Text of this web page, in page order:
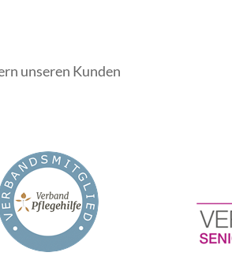
unseren Kunden